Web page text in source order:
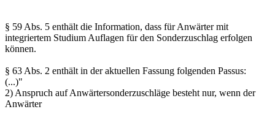
§ 59 Abs. 5 enthält die Information, dass für Anwärter mit
integriertem Studium Auflagen für den Sonderzuschlag erfolgen
können.
§ 63 Abs. 2 enthält in der aktuellen Fassung folgenden Passus:
(...)"
2) Anspruch auf Anwärtersonderzuschläge besteht nur, wenn der
Anwärter